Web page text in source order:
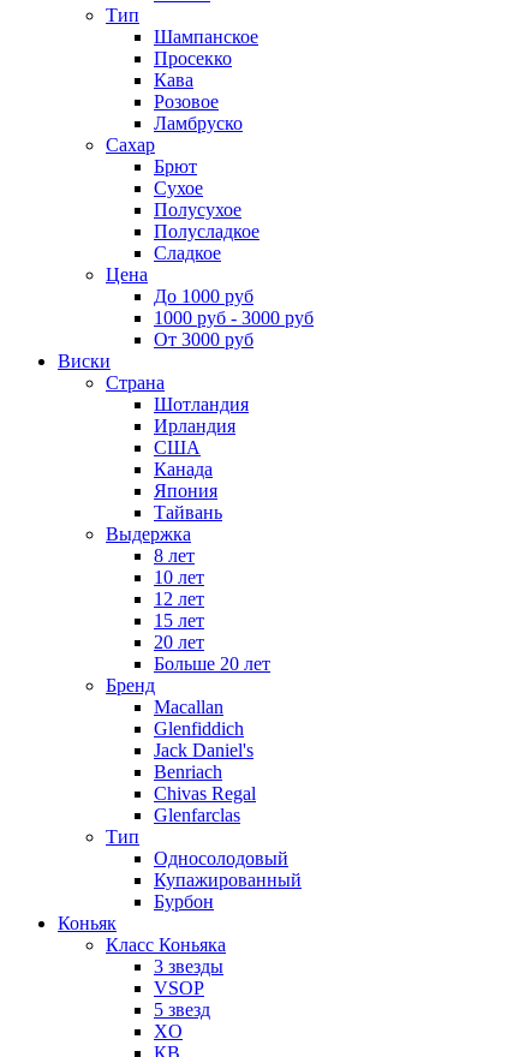
Тип
Шампанское
Просекко
Кава
Розовое
Ламбруско
Сахар
Брют
Сухое
Полусухое
Полусладкое
Сладкое
Цена
До 1000 руб
1000 руб - 3000 руб
От 3000 руб
Виски
Страна
Шотландия
Ирландия
США
Канада
Япония
Тайвань
Выдержка
8 лет
10 лет
12 лет
15 лет
20 лет
Больше 20 лет
Бренд
Macallan
Glenfiddich
Jack Daniel's
Benriach
Chivas Regal
Glenfarclas
Тип
Односолодовый
Купажированный
Бурбон
Коньяк
Класс Коньяка
3 звезды
VSOP
5 звезд
XO
КВ